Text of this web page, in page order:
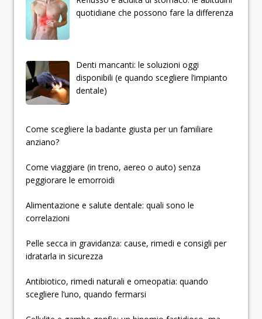
quotidiane che possono fare la differenza
Denti mancanti: le soluzioni oggi
disponibili (e quando scegliere l’impianto
dentale)
­­­­­Come scegliere la badante giusta per un familiare
anziano?
Come viaggiare (in treno, aereo o auto) senza
peggiorare le emorroidi
Alimentazione e salute dentale: quali sono le
correlazioni
Pelle secca in gravidanza: cause, rimedi e consigli per
idratarla in sicurezza
Antibiotico, rimedi naturali e omeopatia: quando
scegliere l’uno, quando fermarsi